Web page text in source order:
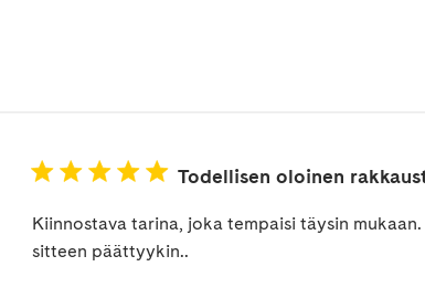
Todellisen oloinen
Kiinnostava tarina, joka tempaisi täysin
sitteen päättyykin..